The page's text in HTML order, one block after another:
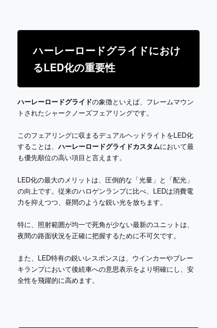
ハーレーロードグライドにおけ
るLED化の重要性
ハーレーロードグライドの象徴といえば、フレームマウン
トされたシャークノーズフェアリングです。
このフェアリングに収まるデュアルヘッドライトをLED化
することは、ハーレーロードグライドカスタムにおいて最
も優先順位の高い項目と言えます。
LED化の最大のメリットは、圧倒的な「光量」と「配光」
の向上です。従来のハロゲンランプに比べ、LEDは消費電
力を抑えつつ、昼間のような鋭い光を放ちます。
特に、照射範囲が均一で死角が少ない最新のユニットは、
夜間の路面状況を正確に把握するために不可欠です。
また、LED特有の鋭いレスポンスは、ウインカーやブレー
キランプにおいて後続車への意思表示をより明確にし、安
全性を飛躍的に高めます。